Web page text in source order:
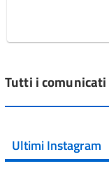
Tutti i comunicati
Ultimi Instagram